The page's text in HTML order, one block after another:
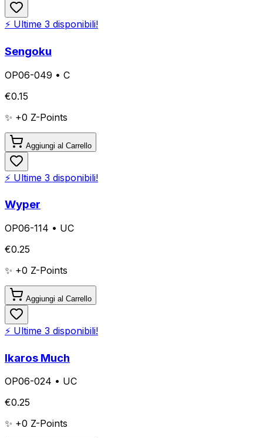
⚡ Ultime 3 disponibili!
Sengoku
OP06-049 • C
€0.15
✨ +0 Z-Points
Aggiungi al Carrello
⚡ Ultime 3 disponibili!
Wyper
OP06-114 • UC
€0.25
✨ +0 Z-Points
Aggiungi al Carrello
⚡ Ultime 3 disponibili!
Ikaros Much
OP06-024 • UC
€0.25
✨ +0 Z-Points